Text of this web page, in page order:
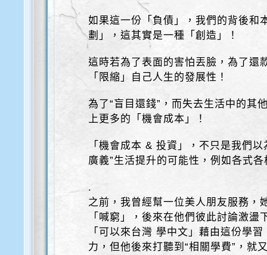
如果這一份「負債」，我們的背後和
劃」，這其實是一種「創造」！
這時若為了表面的害怕丟臉，為了還
「限縮」自己人生的發展性！
為了“盲目還錢”，而失去生活中的其
上更多的「機會成本」！
「機會成本 & 投資」，不只是我們
廣義”生活提升的可能性，例如各式
.
之前，我曾經幫一位美人朋友服務，
「喊窮」，後來在他們彼此討論激
「可以來台灣 學中文」藉由這份學
力，但他後來打聽到“相關學費”，就